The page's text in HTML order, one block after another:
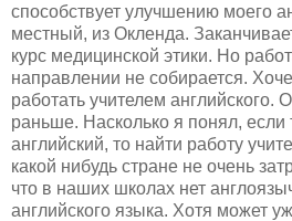
способствует улучшению моего
местный, из Окленда.
курс медицинской этики. Но
направлении не собирается.
работать учителем английского.
раньше. Насколько я понял, если
английский, то найти работу
какой нибудь стране не очень
что в наших школах нет
английского языка. Хотя может